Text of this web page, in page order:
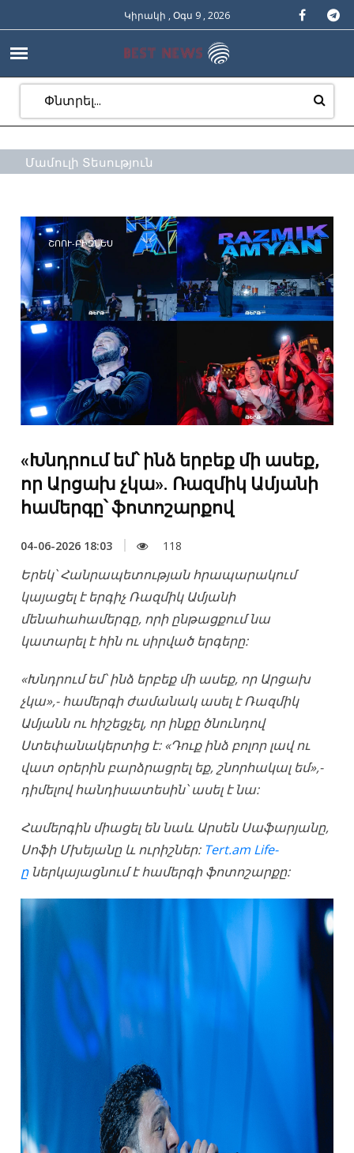
Կիրակի , Օգս 9 , 2026
Մամուլի Տեսություն
ՇՈՈՒ-ԲԻԶՆԵՍ
«Խնդրում եմ՝ ինձ երբեք մի ասեք,
որ Արցախ չկա». Ռազմիկ Ամյանի
համերգը՝ ֆոտոշարքով
04-06-2026 18:03 118
Երեկ՝ Հանրապետության հրապարակում
կայացել է երգիչ Ռազմիկ Ամյանի
մենահահամերգը, որի ընթացքում նա
կատարել է հին ու սիրված երգերը:
«Խնդրում եմ՝ ինձ երբեք մի ասեք, որ Արցախ
չկա»,- համերգի ժամանակ ասել է Ռազմիկ
Ամյանն ու հիշեցչել, որ ինքը ծնունդով
Ստեփանակերտից է: «Դուք ինձ բոլոր լավ ու
վատ օրերին բարձրացրել եք, շնորհակալ եմ»,-
դիմելով հանդիսատեսին՝ ասել է նա:
Համերգին միացել են նաև Արսեն Սաֆարյանը,
Սոֆի Մխեյանը և ուրիշներ: Tert.am Life-
ըներկայացնում է համերգի ֆոտոշարքը: